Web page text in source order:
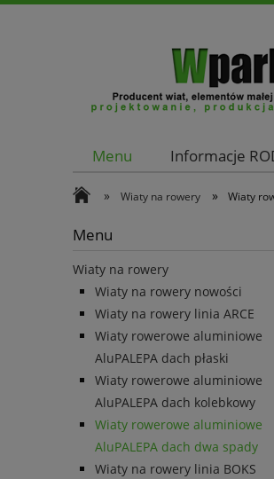
Menu Informacje
Kontakt
» Wiaty na rowery » Wiaty
Menu
Wiaty na rowery
Wiaty na rowery nowości
Wiaty na rowery linia ARCE
Wiaty rowerowe aluminiowe
AluPALEPA dach płaski
Wiaty rowerowe aluminiowe
AluPALEPA dach kolebkowy
Wiaty rowerowe aluminiowe
AluPALEPA dach dwa spady
Wiaty na rowery linia BOKS